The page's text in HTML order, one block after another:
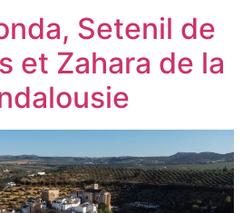
Setenil de
et Zahara de la